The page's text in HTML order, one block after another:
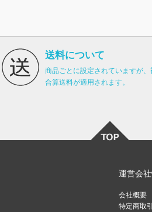
送料について
商品ごとに設定されていますが
合算送料が適用されます。
運営会
会社概要
特定商取